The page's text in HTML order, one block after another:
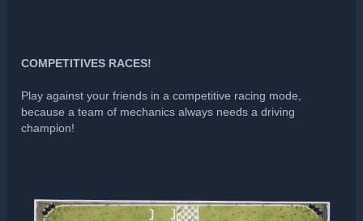
COMPETITIVES RACES!
Play against your friends in a competitive racing mode,
because a team of mechanics always needs a driving
champion!